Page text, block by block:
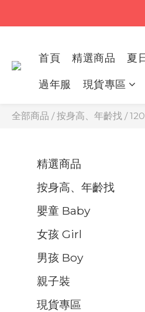
首頁 精選商品 夏
過年服 現貨專區
全部商品 /按身高、年齡找 /
精選商品
按身高、年齡找
嬰童 Baby
女孩 Girl
男孩 Boy
親子裝
現貨專區